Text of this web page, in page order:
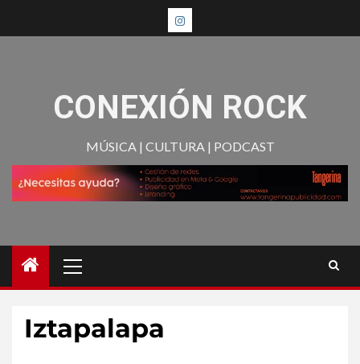
CONEXIÓN ROCK
MÚSICA | CULTURA | PODCAST
Iztapalapa